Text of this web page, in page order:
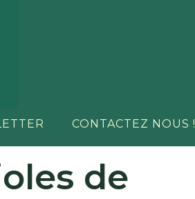
CONTACTEZ NOUS !
de